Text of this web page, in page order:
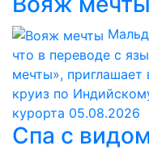
что в переводе с
мечты»,
круиз по
курорта 05.08.2026
Спа с